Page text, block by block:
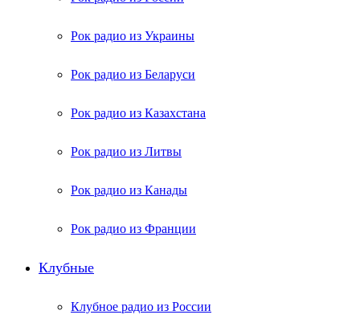
Рок радио из Украины
Рок радио из Беларуси
Рок радио из Казахстана
Рок радио из Литвы
Рок радио из Канады
Рок радио из Франции
Клубные
Клубное радио из России